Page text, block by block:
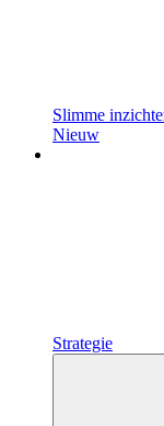
Slimme
Nieuw
Strategie